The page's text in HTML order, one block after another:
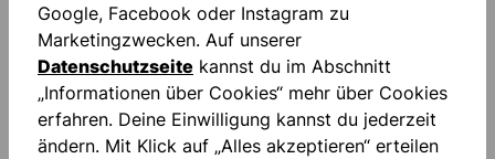
Google, Facebook oder Instagram zu
Marketingzwecken. Auf unserer
Datenschutzseite kannst du im Abschnitt
„Informationen über Cookies“ mehr über Cookies
erfahren. Deine Einwilligung kannst du jederzeit
ändern. Mit Klick auf „Alles akzeptieren“ erteilen